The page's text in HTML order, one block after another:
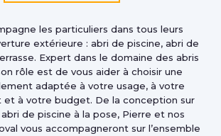
les particuliers dans tous leurs
extérieure : abri de piscine, abri de
Expert dans le domaine des abris
rôle est de vous aider à choisir une
adaptée à votre usage, à votre
et à votre budget. De la conception sur
abri de piscine à la pose, Pierre et nos
vous accompagneront sur l’ensemble